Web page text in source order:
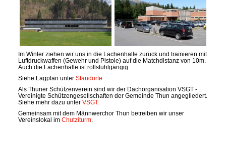
Im Winter ziehen wir uns in die Lachenhalle zurück und trainieren mit
Luftdruckwaffen (Gewehr und Pistole) auf die Matchdistanz von 10m.
Auch die Lachenhalle ist rollstuhlgängig.
Siehe Lagplan unter Standorte
Als Thuner Schützenverein sind wir der Dachorganisation VSGT -
Vereinigte Schützengesellschaften der Gemeinde Thun angegliedert.
Siehe mehr dazu unter VSGT.
Gemeinsam mit dem Männwerchor Thun betreiben wir unser
Vereinslokal im Chutziturm.